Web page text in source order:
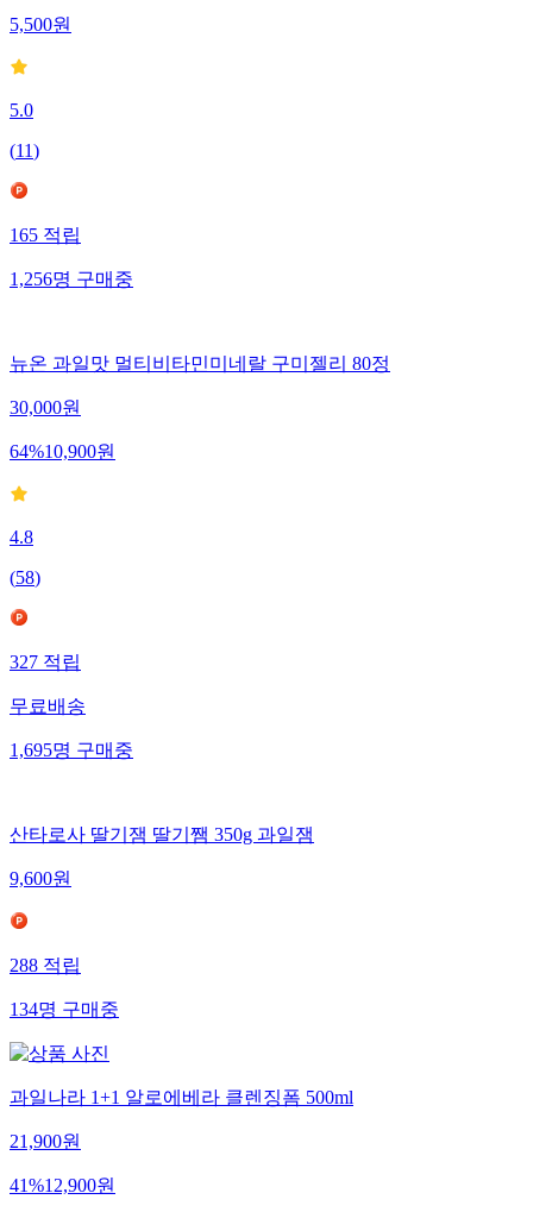
5,500원
5.0
(11)
165적립
1,256명구매중
뉴온 과일맛 멀티비타민미네랄 구미젤리 80정
30,000원
64%10,900원
4.8
(58)
327적립
무료배송
1,695명구매중
산타로사 딸기잼 딸기쨈 350g 과일잼
9,600원
288적립
134명구매중
과일나라 1+1 알로에베라 클렌징폼 500ml
21,900원
41%12,900원